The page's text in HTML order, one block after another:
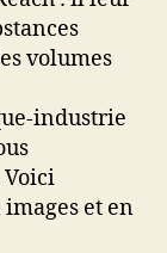
volumes
industrie
Voici
et en